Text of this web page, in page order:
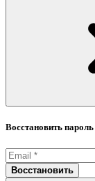
Восстановить пароль
Восстановить